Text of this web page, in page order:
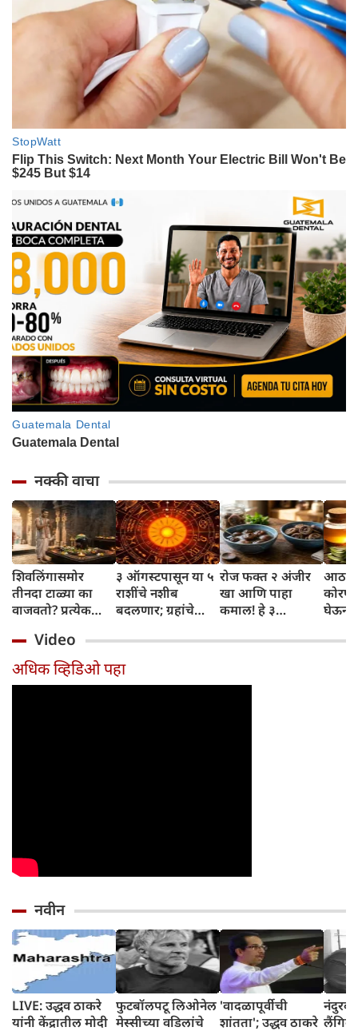
नक्की वाचा
शिवलिंगासमोर
तीनदा टाळ्या का
वाजवतो? प्रत्येक
जाणून घ्या
३ ऑगस्टपासून या ५
राशींचे नशीब
बदलणार; ग्रहांचे
संपतील आणि शुभ
दिवसांची सुरुवात
होईल
रोज फक्त २ अंजीर
खा आणि पाहा
कमाल! हे ३
तुम्हाला ठाऊक
घेऊन
Video
अधिक व्हिडिओ पहा
नवीन
LIVE: उद्धव ठाकरे
यांनी केंद्रातील मोदी
फुटबॉलपटू लिओनेल
मेस्सीच्या वडिलांचे
'वादळापूर्वीची
शांतता'; उद्धव ठाकरे